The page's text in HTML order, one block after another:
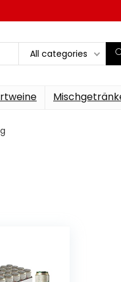
All categories